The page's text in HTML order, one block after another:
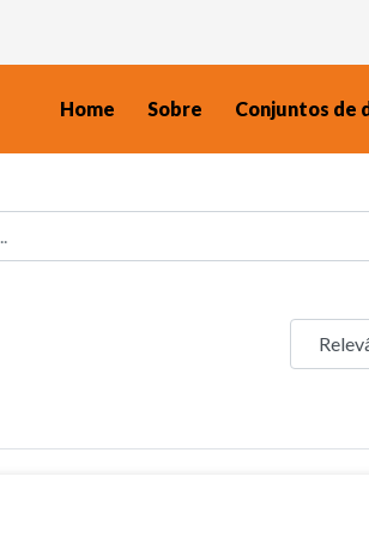
Home Sobre Conjuntos de